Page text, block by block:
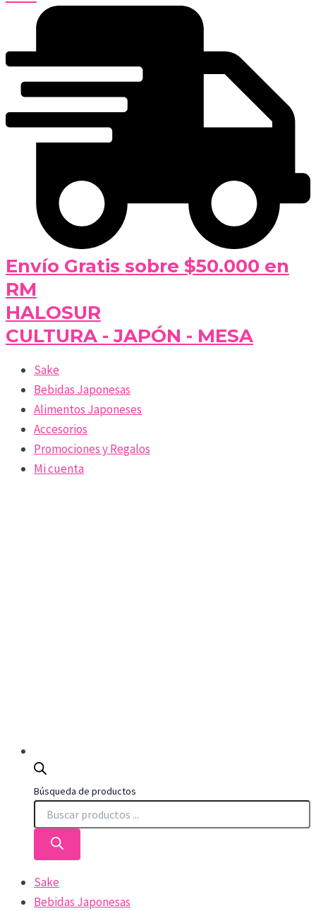
Envío Gratis sobre $50.000 en
RM
HALOSUR
CULTURA - JAPÓN - MESA
Sake
Bebidas Japonesas
Alimentos Japoneses
Accesorios
Promociones y Regalos
Mi cuenta
Búsqueda de productos
Sake
Bebidas Japonesas